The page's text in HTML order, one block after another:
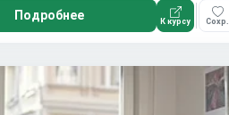
Подробнее К курсу Сохр.